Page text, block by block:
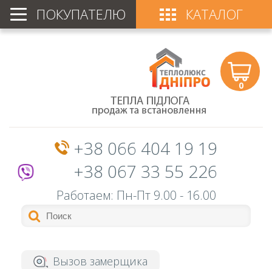
ПОКУПАТЕЛЮ КАТАЛОГ
+38 066 404 19 19
+38 067 33 55 226
Работаем: Пн-Пт 9.00 - 16.00
0
Вызов замерщика